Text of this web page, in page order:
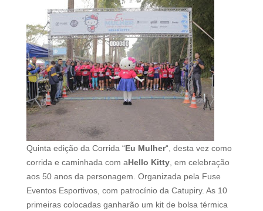
Quinta edição da Corrida “Eu Mulher“, desta vez como
corrida e caminhada com aHello Kitty, em celebração
aos 50 anos da personagem. Organizada pela Fuse
Eventos Esportivos, com patrocí­nio da Catupiry. As 10
primeiras colocadas ganharão um kit de bolsa térmica